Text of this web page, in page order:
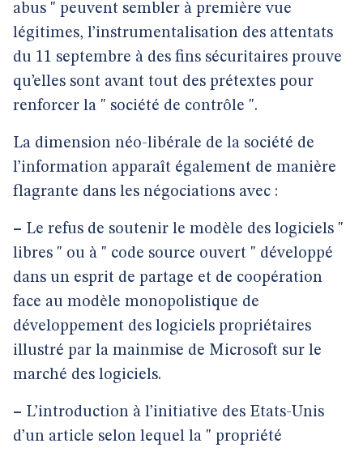
abus " peuvent sembler à première vue
légitimes, l’instrumentalisation des attentats
du 11 septembre à des fins sécuritaires prouve
qu’elles sont avant tout des prétextes pour
renforcer la " société de contrôle ".
La dimension néo-libérale de la société de
l’information apparaît également de manière
flagrante dans les négociations avec :
– Le refus de soutenir le modèle des logiciels "
libres " ou à " code source ouvert " développé
dans un esprit de partage et de coopération
face au modèle monopolistique de
développement des logiciels propriétaires
illustré par la mainmise de Microsoft sur le
marché des logiciels.
– L’introduction à l’initiative des Etats-Unis
d’un article selon lequel la " propriété